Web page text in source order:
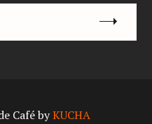
Café byKUCHA